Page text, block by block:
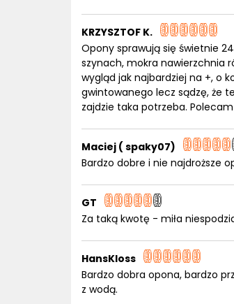
KRZYSZTOF K.
Opony sprawują się świetnie
szynach, mokra nawierzchnia
wygląd jak najbardziej na +, o
gwintowanego lecz sądzę, że
zajdzie taka potrzeba. Polecam
Maciej ( spaky07)
Bardzo dobre i nie najdroższe
GT
Za taką kwotę - miła
HansKloss
Bardzo dobra opona, bardzo
z wodą.